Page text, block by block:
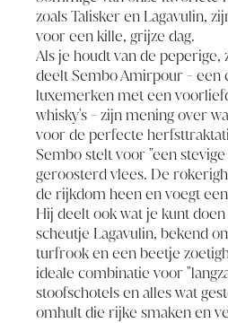
zoalsTaliskeren Lagavulin,
voor een kille, grijze dag.
Als je houdt van de peperige,
deelt Sembo Amirpour - een
luxemerken met een
whisky's - zijn mening over
voor de perfecte
Sembo stelt voor "een
geroosterd vlees. De
de rijkdom heen en voegt
Hij deelt ook wat je kunt
scheutje Lagavulin, bekend
turfrook en een beetje
ideale combinatie voor
stoofschotels en alles wat
omhult die rijke smaken en